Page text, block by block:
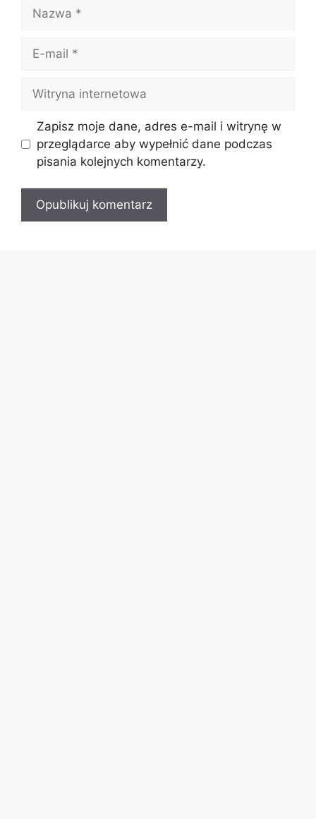
mail
internetowa
Zapisz moje dane, adres e-mail i witrynę w
przeglądarce aby wypełnić dane podczas
pisania kolejnych komentarzy.